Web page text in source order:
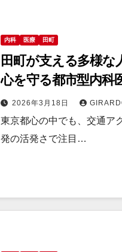
内科 医療 田町
田町が支える多様な
心を守る都市型内科
ク2026年3月18日
東京都心の中でも、交通ア
発の活発さで注目…